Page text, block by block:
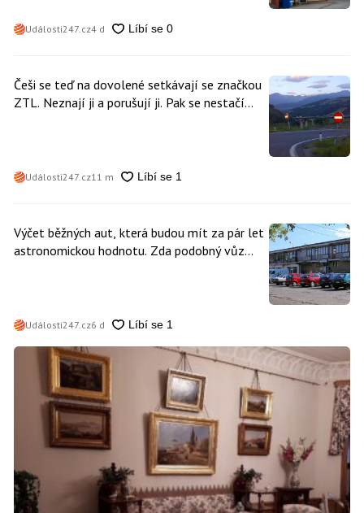
Události247.cz4 d
Češi se teď na dovolené setkávají se značkou
ZTL. Neznají ji a porušují ji. Pak se nestačí
Události247.cz11 m
Výčet běžných aut, která budou mít za pár let
astronomickou hodnotu. Zda podobný vůz
Události247.cz6 d